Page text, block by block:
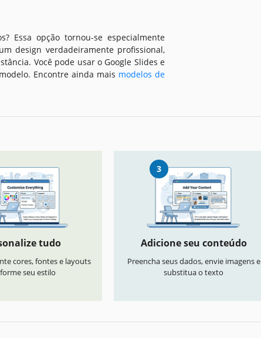
Essa opção tornou-se especialmente
design verdadeiramente profissional,
Você pode usar o Google Slides e
Encontre ainda mais modelos de
tudo
cores, fontes e layouts
seu estilo
3
Adicione seu conteúdo
Preencha seus dados, envie imagens e
substitua o texto